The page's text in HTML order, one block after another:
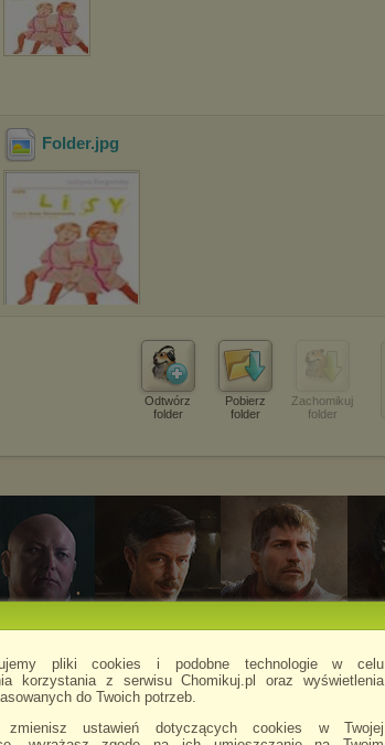
pliki cookies i podobne technologie w celu
korzystania z serwisu Chomikuj.pl oraz wyświetlenia
do Twoich potrzeb.
ustawień dotyczących cookies w Twojej
Folder.jpg
Odtwórz
folder
Pobierz
folder
Zachomikuj
folder